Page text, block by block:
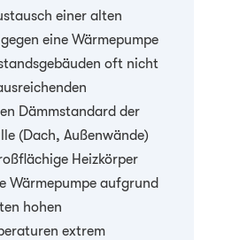
einer alten
eine Wärmepumpe
oft nicht
Dämmstandard der
(Dach, Außenwände)
Heizkörper
Wärmepumpe aufgrund
hohen
extrem